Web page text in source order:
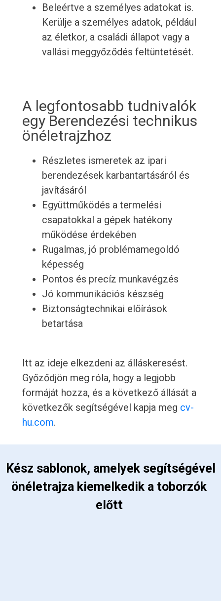
Beleértve a személyes adatokat is.
Kerülje a személyes adatok, például
az életkor, a családi állapot vagy a
vallási meggyőződés feltüntetését.
A legfontosabb tudnivalók
egy Berendezési technikus
önéletrajzhoz
Részletes ismeretek az ipari
berendezések karbantartásáról és
javításáról
Együttműködés a termelési
csapatokkal a gépek hatékony
működése érdekében
Rugalmas, jó problémamegoldó
képesség
Pontos és precíz munkavégzés
Jó kommunikációs készség
Biztonságtechnikai előírások
betartása
Itt az ideje elkezdeni az álláskeresést.
Győződjön meg róla, hogy a legjobb
formáját hozza, és a következő állását a
következők segítségével kapja meg cv-
hu.com.
önéletrajza kiemelkedik a toborzók
előtt